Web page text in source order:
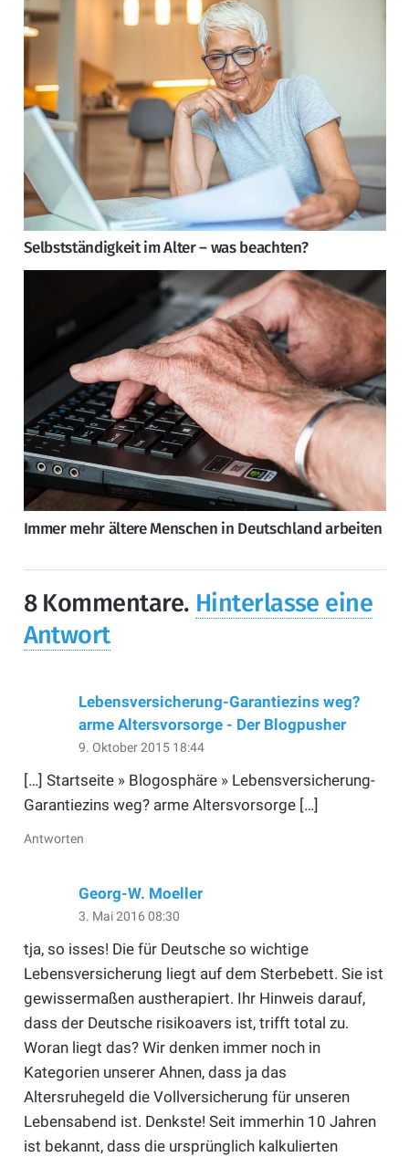
Selbstständigkeit im Alter – was beachten?
Immer mehr ältere Menschen in Deutschland arbeiten
8 Kommentare. Hinterlasse eine
Antwort
Lebensversicherung-Garantiezins weg?
arme Altersvorsorge - Der Blogpusher
9. Oktober 2015 18:44
[…] Startseite » Blogosphäre » Lebensversicherung-
Garantiezins weg? arme Altersvorsorge […]
Antworten
Georg-W. Moeller
3. Mai 2016 08:30
tja, so isses! Die für Deutsche so wichtige
Lebensversicherung liegt auf dem Sterbebett. Sie ist
gewissermaßen austherapiert. Ihr Hinweis darauf,
dass der Deutsche risikoavers ist, trifft total zu.
Woran liegt das? Wir denken immer noch in
Kategorien unserer Ahnen, dass ja das
Altersruhegeld die Vollversicherung für unseren
Lebensabend ist. Denkste! Seit immerhin 10 Jahren
ist bekannt, dass die ursprünglich kalkulierten